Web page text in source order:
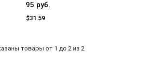
95 руб.
$31.59
товары от 1 до 2 из 2